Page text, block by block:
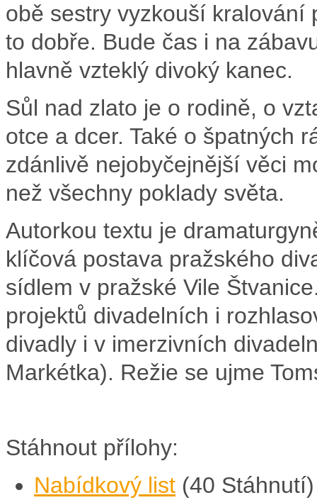
obě sestry vyzkouší kralování
to dobře. Bude čas i na
hlavně vzteklý divoký kanec.
Sůl nad zlato je o rodině, o
otce a dcer. Také o špatných
zdánlivě nejobyčejnější věci
než všechny poklady světa.
Autorkou textu je
klíčová postava pražského
sídlem v pražské Vile
projektů divadelních i
divadly i v imerzivních
Markétka). Režie se ujme
Stáhnout přílohy:
Nabídkový list (40 Stáhnutí)